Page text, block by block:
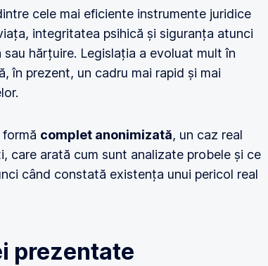
cele mai eficiente instrumente juridice
integritatea psihică și siguranța atunci
hărțuire. Legislația a evoluat mult în
în prezent, un cadru mai rapid și mai
complet anonimizată, un caz real
care arată cum sunt analizate probele și ce
când constată existența unui pericol real
prezentate